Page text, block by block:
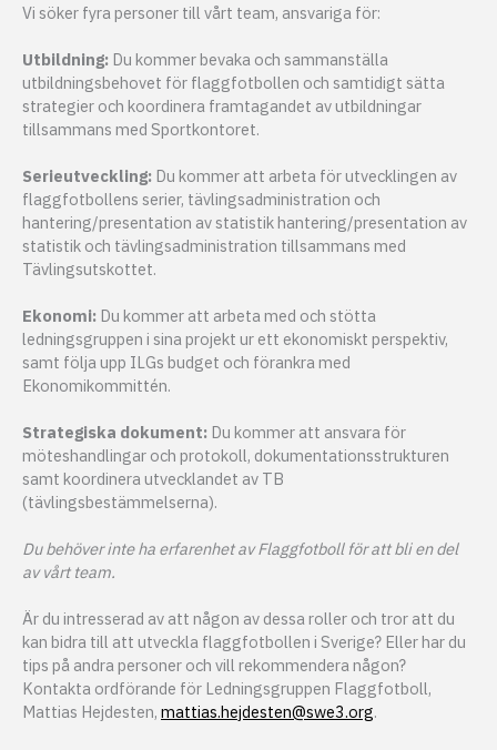
Vi söker fyra personer till vårt team, ansvariga för:
Utbildning: Du kommer bevaka och sammanställa
utbildningsbehovet för flaggfotbollen och samtidigt sätta
strategier och koordinera framtagandet av utbildningar
tillsammans med Sportkontoret.
Serieutveckling: Du kommer att arbeta för utvecklingen av
flaggfotbollens serier, tävlingsadministration och
hantering/presentation av statistik hantering/presentation av
statistik och tävlingsadministration tillsammans med
Tävlingsutskottet.
Ekonomi: Du kommer att arbeta med och stötta
ledningsgruppen i sina projekt ur ett ekonomiskt perspektiv,
samt följa upp ILGs budget och förankra med
Ekonomikommittén.
Strategiska dokument: Du kommer att ansvara för
möteshandlingar och protokoll, dokumentationsstrukturen
samt koordinera utvecklandet av TB
(tävlingsbestämmelserna).
Du behöver inte ha erfarenhet av Flaggfotboll för att bli en del
av vårt team.
Är du intresserad av att någon av dessa roller och tror att du
kan bidra till att utveckla flaggfotbollen i Sverige? Eller har du
tips på andra personer och vill rekommendera någon?
Kontakta ordförande för Ledningsgruppen Flaggfotboll,
Mattias Hejdesten, mattias.hejdesten@swe3.org.